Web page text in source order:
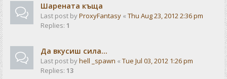
Шарената къща
Last post byProxyFantasy « Thu Aug 23, 2012 2:36 pm
Replies: 1
Да вкусиш сила...
Last post byhell _spawn « Tue Jul 03, 2012 1:26 pm
Replies: 13